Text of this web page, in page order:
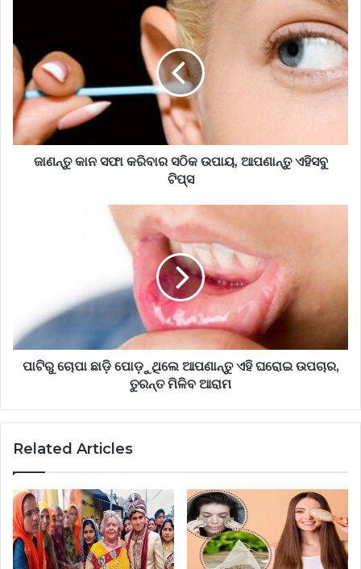
ଜାଣନ୍ତୁ କାନ ସଫା କରିବାର ସଠିକ ଉପାୟ, ଆପଣାନ୍ତୁ ଏହିସବୁ
ଟିପ୍ସ
ପାଟିରୁ ଚୋପା ଛାଡ଼ି ପୋଡ଼ୁଥିଲେ ଆପଣାନ୍ତୁ ଏହି ଘରୋଇ ଉପଚାର,
ତୁରନ୍ତ ମିଳିବ ଆରାମ
Related Articles